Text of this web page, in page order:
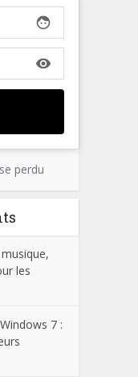
face
visibility
perdu
les
7 :